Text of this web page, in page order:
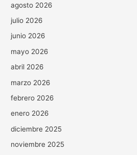
agosto 2026
julio 2026
junio 2026
mayo 2026
abril 2026
marzo 2026
febrero 2026
enero 2026
diciembre 2025
noviembre 2025